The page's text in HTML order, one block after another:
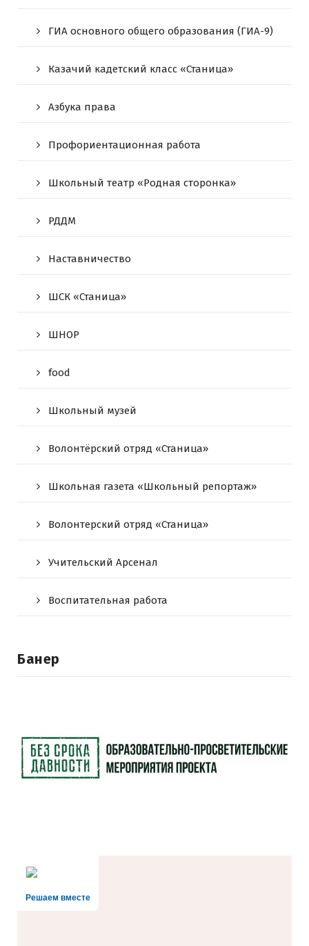
ГИА основного общего образования (ГИА-9)
Казачий кадетский класс «Станица»
Азбука права
Профориентационная работа
Школьный театр «Родная сторонка»
РДДМ
Наставничество
ШСК «Станица»
ШНОР
food
Школьный музей
Волонтёрский отряд «Станица»
Школьная газета «Школьный репортаж»
Волонтерский отряд «Станица»
Учительский Арсенал
Воспитательная работа
Банер
Решаем вместе